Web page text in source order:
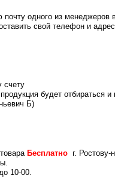
одного из менеджеров
свой телефон и
счету
будет отбираться
Б)
Бесплатног.
10-00.